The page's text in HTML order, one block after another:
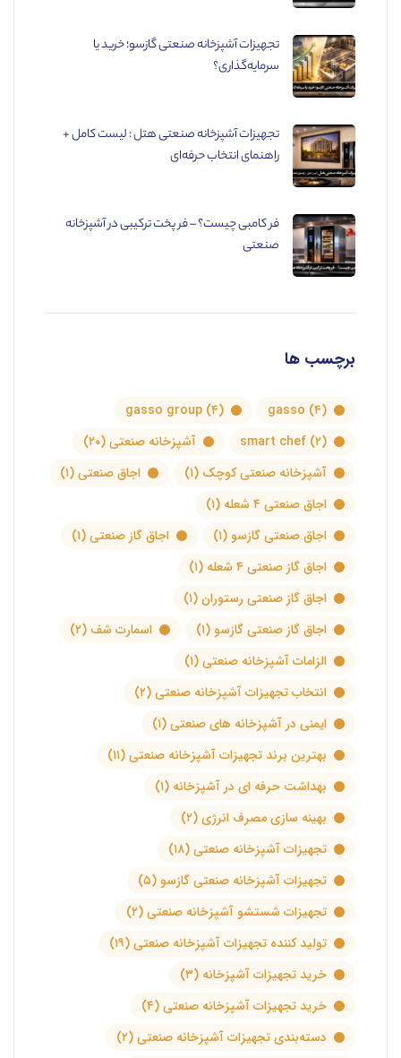
تجهیزات آشپزخانه صنعتی گازسو؛ خرید یا
سرمایه‌گذاری؟
تجهیزات آشپزخانه صنعتی هتل : لیست کامل +
راهنمای انتخاب حرفه‌ای
فر کامبی چیست؟ – فر پخت ترکیبی در آشپزخانه
صنعتی
برچسب ها
gasso (۴) gasso group (۴)
smart chef (۲) آشپزخانه صنعتی(۲۰)
آشپزخانه صنعتی کوچک (۱) اجاق صنعتی(۱)
اجاق صنعتی ۴ شعله
(۱)
اجاق صنعتی گازسو (۱) اجاق گاز صنعتی(۱)
اجاق گاز صنعتی ۴ شعله
(۱)
اجاق گاز صنعتی رستوران(۱)
اجاق گاز صنعتی گازسو (۱) اسمارت شف (۲)
الزامات آشپزخانه صنعتی(۱)
انتخاب تجهیزات آشپزخانه صنعتی(۲)
ایمنی در آشپزخانه های صنعتی(۱)
بهترین برند تجهیزات آشپزخانه صنعتی(۱۱)
بهداشت حرفه ای در آشپزخانه (۱)
بهینه سازی مصرف انرژی(۲)
تجهیزات آشپزخانه صنعتی(۱۸)
تجهیزات آشپزخانه صنعتی گازسو (۵)
تجهیزات شستشو آشپزخانه صنعتی(۲)
تولید کننده تجهیزات آشپزخانه صنعتی(۱۹)
خرید تجهیزات آشپزخانه (۳)
خرید تجهیزات آشپزخانه صنعتی(۴)
دسته‌بندی تجهیزات آشپزخانه صنعتی(۲)